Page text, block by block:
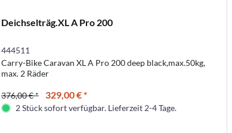
Deichselträg.XL A Pro 200
444511
Carry-Bike Caravan XL A Pro 200 deep black,max.50kg,
max. 2 Räder
376,00 € * 329,00 € *
2 Stück sofort verfügbar. Lieferzeit 2-4 Tage.